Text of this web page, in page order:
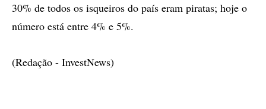
30% de todos os isqueiros do país eram piratas; hoje o
número está entre 4% e 5%.
(Redação - InvestNews)